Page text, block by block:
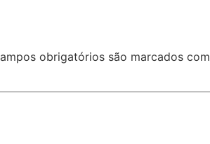
obrigatórios são marcados com